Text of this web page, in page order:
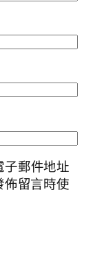
郵件地址
留言時使